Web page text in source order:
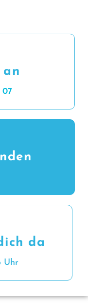
an
07
da
Uhr